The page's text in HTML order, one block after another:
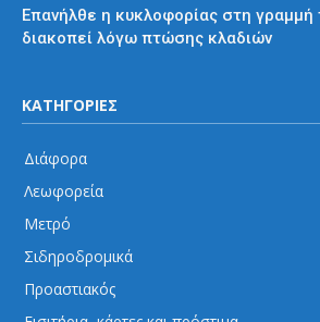
Επανήλθε η κυκλοφορίας στη γραμμή
διακοπεί λόγω πτώσης κλαδιών
ΚΑΤΗΓΟΡΙΕΣ
Διάφορα
Λεωφορεία
Μετρό
Σιδηροδρομικά
Προαστιακός